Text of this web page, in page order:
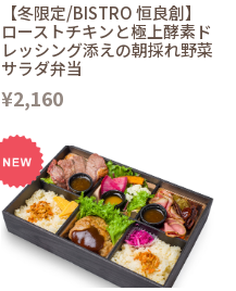
【冬限定/BISTRO 恒良創】
ローストチキンと極上酵素ド
レッシング添えの朝採れ野菜
サラダ弁当
¥2,160